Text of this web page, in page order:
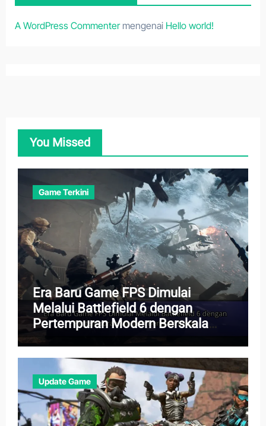
A WordPress Commentermengenai Hello world!
You Missed
Game Terkini
Era Baru Game FPS Dimulai
Melalui Battlefield 6 dengan
Pertempuran Modern Berskala
Besar
Update Game